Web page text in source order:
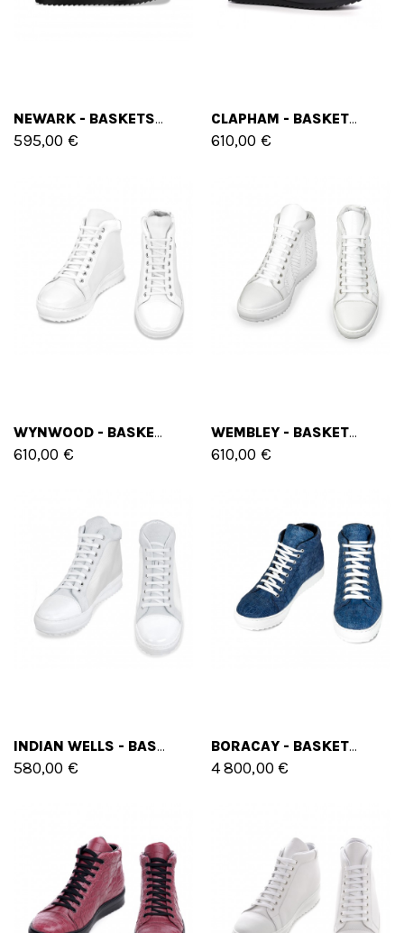
NEWARK - BASKETS REHAUSSANTES EN MÉLANGE DE CUIRS DE 6 CM À 8 CM EN PLUS
595,00 €
CLAPHAM - BASKETS REHAUSSANTES EN CUIR PLEINE FLEUR DE 6 CM À 8 CM EN PLUS
610,00 €
WYNWOOD - BASKETS REHAUSSANTES EN MÉLANGE DE CUIRS DE 6 CM À 8 CM EN PLUS
610,00 €
WEMBLEY - BASKETS REHAUSSANTES EN CUIR PLEINE FLEUR DE 5 CM À 7 CM EN PLUS
610,00 €
INDIAN WELLS - BASKETS REHAUSSANTES EN MÉLANGE CUIR/TISSU DE 6 CM À 8 CM EN PLUS
580,00 €
BORACAY - BASKETS REHAUSSANTES EN CUIR CUIR PLUS DE 6 CM À 8 CM EN PLUS
4 800,00 €